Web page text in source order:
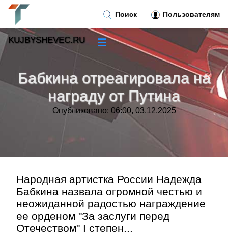
Бабкина отреагировала на
награду от Путина
Опубликовано: 06:00, 03.12.2025
Народная артистка России Надежда
Бабкина назвала огромной честью и
неожиданной радостью награждение
ее орденом "За заслуги перед
Отечеством" I степен...
Поиск Пользователям
KUJBYSHEVEC.RU ☰
»
Тренды новостей»
»
Контакт»